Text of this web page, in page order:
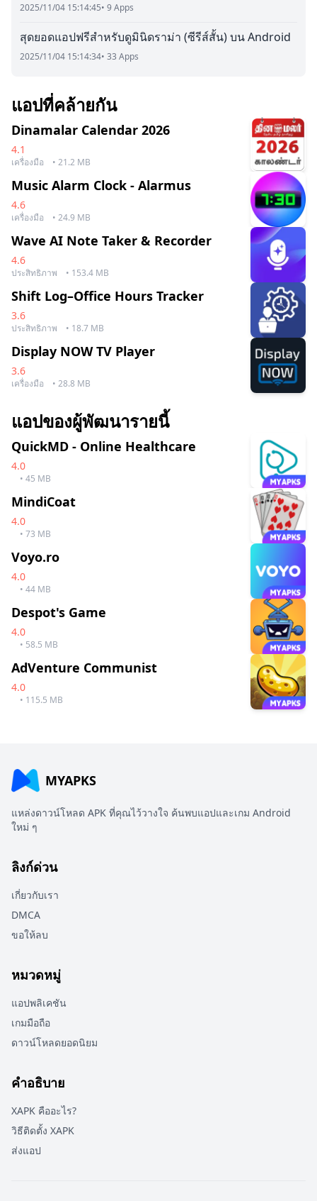
2025/11/04 15:14:45• 9 Apps
สุดยอดแอปฟรีสำหรับดูมินิดราม่า (ซีรีส์สั้น) บน Android
2025/11/04 15:14:34• 33 Apps
แอปที่คล้ายกัน
Dinamalar Calendar 2026
4.1
เครื่องมือ • 21.2 MB
Music Alarm Clock - Alarmus
4.6
เครื่องมือ • 24.9 MB
Wave AI Note Taker & Recorder
4.6
ประสิทธิภาพ • 153.4 MB
Shift Log–Office Hours Tracker
3.6
ประสิทธิภาพ • 18.7 MB
Display NOW TV Player
3.6
เครื่องมือ • 28.8 MB
แอปของผู้พัฒนารายนี้
QuickMD - Online Healthcare
4.0
• 45 MB
MindiCoat
4.0
• 73 MB
Voyo.ro
4.0
• 44 MB
Despot's Game
4.0
• 58.5 MB
AdVenture Communist
4.0
• 115.5 MB
MYAPKS
แหล่งดาวน์โหลด APK ที่คุณไว้วางใจ ค้นพบแอปและเกม Android
ใหม่ ๆ
ลิงก์ด่วน
เกี่ยวกับเรา
DMCA
ขอให้ลบ
หมวดหมู่
แอปพลิเคชัน
เกมมือถือ
ดาวน์โหลดยอดนิยม
คำอธิบาย
XAPK คืออะไร?
วิธีติดตั้ง XAPK
ส่งแอป